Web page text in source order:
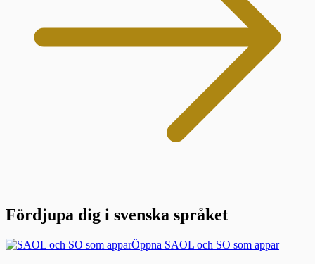
Fördjupa dig i svenska språket
Öppna SAOL och SO som appar